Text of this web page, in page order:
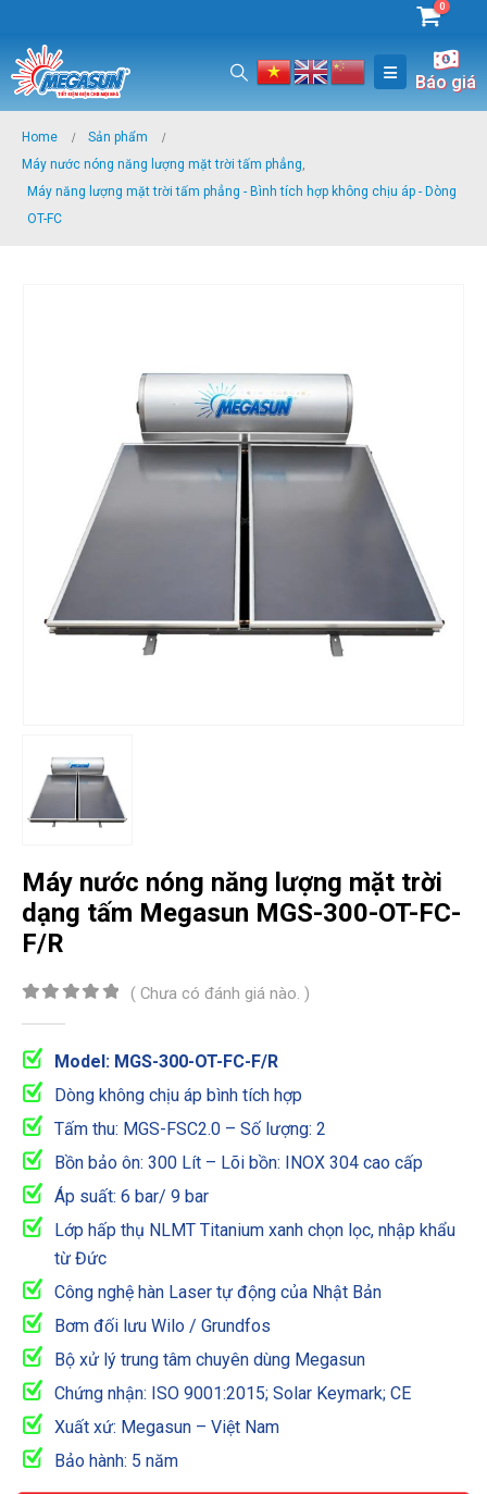
0
Báo giá
Home
Sản phẩm
Máy nước nóng năng lượng mặt trời tấm phẳng,
Máy năng lượng mặt trời tấm phẳng - Bình tích hợp không chịu áp - Dòng
OT-FC
Máy nước nóng năng lượng mặt trời
dạng tấm Megasun MGS-300-OT-FC-
F/R
( Chưa có đánh giá nào. )
Model: MGS-300-OT-FC-F/R
Dòng không chịu áp bình tích hợp
Tấm thu: MGS-FSC2.0 – Số lượng: 2
Bồn bảo ôn: 300 Lít – Lõi bồn: INOX 304 cao cấp
Áp suất: 6 bar/ 9 bar
Lớp hấp thụ NLMT Titanium xanh chọn lọc, nhập khẩu
từ Đức
Công nghệ hàn Laser tự động của Nhật Bản
Bơm đối lưu Wilo / Grundfos
Bộ xử lý trung tâm chuyên dùng Megasun
Chứng nhận: ISO 9001:2015; Solar Keymark; CE
Xuất xứ: Megasun – Việt Nam
Bảo hành: 5 năm